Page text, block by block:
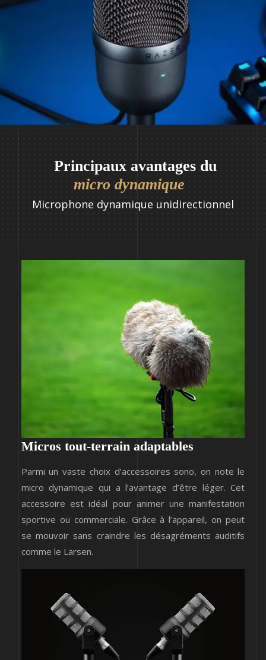
Principaux avantages du
micro dynamique
Microphone dynamique unidirectionnel
Micros tout-terrain adaptables
Parmi un vaste choix d’accessoires sono, on note le
micro dynamique qui a l’avantage d’être léger. Cet
accessoire est idéal pour animer une manifestation
sportive ou commerciale. Grâce à l’appareil, on peut
se mouvoir sans craindre les désagréments auditifs
comme le Larsen.